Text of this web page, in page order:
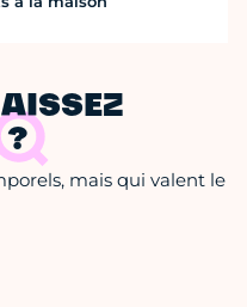
?
mais qui valent le